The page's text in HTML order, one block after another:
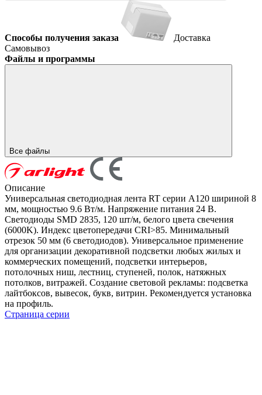
Способы получения заказа
Доставка
Самовывоз
Файлы и программы
Все файлы
Описание
Универсальная светодиодная лента RT серии A120 шириной 8
мм, мощностью 9.6 Вт/м. Напряжение питания 24 В.
Светодиоды SMD 2835, 120 шт/м, белого цвета свечения
(6000K). Индекс цветопередачи CRI>85. Минимальный
отрезок 50 мм (6 светодиодов). Универсальное применение
для организации декоративной подсветки любых жилых и
коммерческих помещений, подсветки интерьеров,
потолочных ниш, лестниц, ступеней, полок, натяжных
потолков, витражей. Создание световой рекламы: подсветка
лайтбоксов, вывесок, букв, витрин. Рекомендуется установка
на профиль.
Страница серии